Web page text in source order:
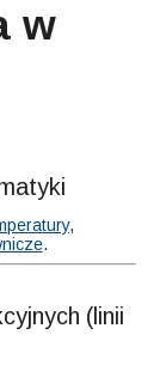
w
,
.
(linii